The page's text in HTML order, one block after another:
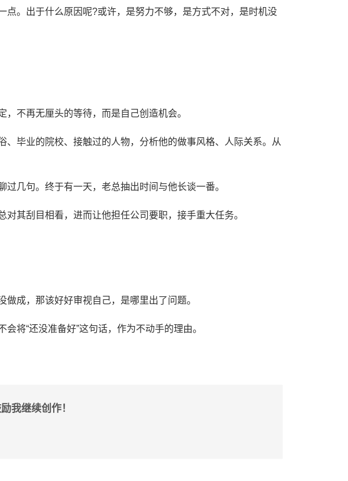
。出于什么原因呢?或许，是努力不够，是方式不对，是时机没
不再无厘头的等待，而是自己创造机会。
毕业的院校、接触过的人物，分析他的做事风格、人际关系。从
几句。终于有一天，老总抽出时间与他长谈一番。
其刮目相看，进而让他担任公司要职，接手重大任务。
成，那该好好审视自己，是哪里出了问题。
将“还没准备好”这句话，作为不动手的理由。
我继续创作！